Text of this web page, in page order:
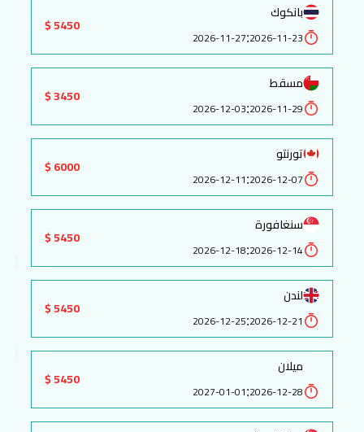
بانكوك
2026-11-23
:
2026-11-27
5450 $
مسقط
2026-11-29
:
2026-12-03
3450 $
تورنتو
2026-12-07
:
2026-12-11
6000 $
سنغافورة
2026-12-14
:
2026-12-18
5450 $
لندن
2026-12-21
:
2026-12-25
5450 $
ميلان
2026-12-28
:
2027-01-01
5450 $